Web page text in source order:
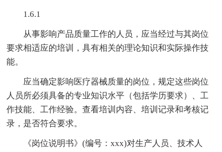
1.6.1
从事影响产品质量工作的人员，应当经过与其岗位
要求相适应的培训，具有相关的理论知识和实际操作技
能。
应当确定影响医疗器械质量的岗位，规定这些岗位
人员所必须具备的专业知识水平（包括学历要求）、工
作技能、工作经验。查看培训内容、培训记录和考核记
录，是否符合要求。
《岗位说明书》(编号：xxx)对生产人员、技术人